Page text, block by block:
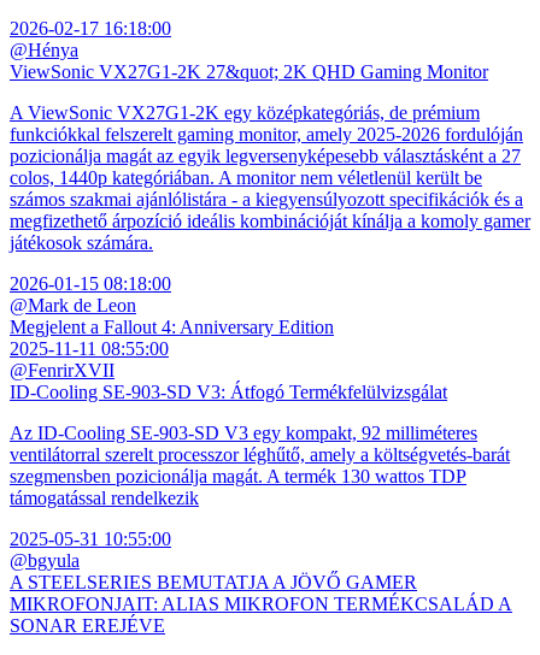
2026-02-17 16:18:00
@Hénya
ViewSonic VX27G1-2K 27&quot; 2K QHD Gaming Monitor
A ViewSonic VX27G1-2K egy középkategóriás, de prémium
funkciókkal felszerelt gaming monitor, amely 2025-2026 fordulóján
pozicionálja magát az egyik legversenyképesebb választásként a 27
colos, 1440p kategóriában. A monitor nem véletlenül került be
számos szakmai ajánlólistára - a kiegyensúlyozott specifikációk és a
megfizethető árpozíció ideális kombinációját kínálja a komoly gamer
játékosok számára.
2026-01-15 08:18:00
@Mark de Leon
Megjelent a Fallout 4: Anniversary Edition
2025-11-11 08:55:00
@FenrirXVII
ID-Cooling SE-903-SD V3: Átfogó Termékfelülvizsgálat
Az ID-Cooling SE-903-SD V3 egy kompakt, 92 milliméteres
ventilátorral szerelt processzor léghűtő, amely a költségvetés-barát
szegmensben pozicionálja magát. A termék 130 wattos TDP
támogatással rendelkezik
2025-05-31 10:55:00
@bgyula
A STEELSERIES BEMUTATJA A JÖVŐ GAMER
MIKROFONJAIT: ALIAS MIKROFON TERMÉKCSALÁD A
SONAR EREJÉVE